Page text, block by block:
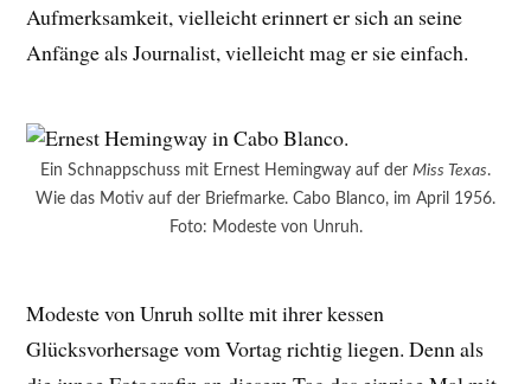
Aufmerksamkeit, vielleicht erinnert er sich an seine
Anfänge als Journalist, vielleicht mag er sie einfach.
Ein Schnappschuss mit Ernest Hemingway auf der Miss Texas.
Wie das Motiv auf der Briefmarke. Cabo Blanco, im April 1956.
Foto: Modeste von Unruh.
Modeste von Unruh sollte mit ihrer kessen
Glücksvorhersage vom Vortag richtig liegen. Denn als